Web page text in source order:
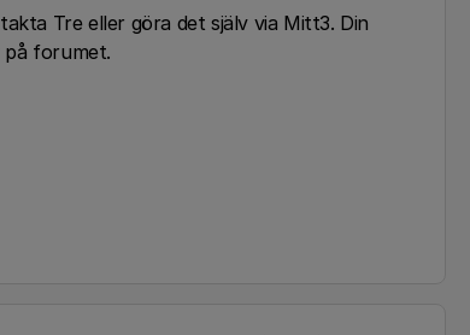
Tre eller göra det själv via Mitt3. Din
på forumet.